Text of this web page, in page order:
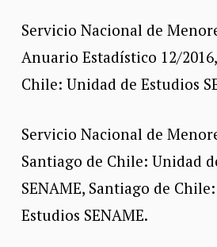
Servicio Nacional de
Anuario Estadístico 12/
Chile: Unidad de Estudios
Servicio Nacional de
Santiago de Chile: Unidad
SENAME, Santiago de
Estudios SENAME.